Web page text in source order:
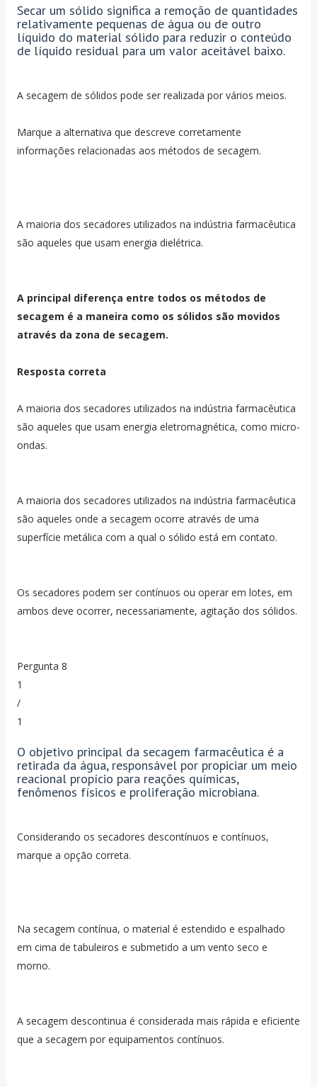
Secar um sólido significa a remoção de quantidades
relativamente pequenas de água ou de outro
líquido do material sólido para reduzir o conteúdo
de líquido residual para um valor aceitável baixo.
A secagem de sólidos pode ser realizada por vários meios.
Marque a alternativa que descreve corretamente
informações relacionadas aos métodos de secagem.
A maioria dos secadores utilizados na indústria farmacêutica
são aqueles que usam energia dielétrica.
A principal diferença entre todos os métodos de
secagem é a maneira como os sólidos são movidos
através da zona de secagem.
Resposta correta
A maioria dos secadores utilizados na indústria farmacêutica
são aqueles que usam energia eletromagnética, como micro-
ondas.
A maioria dos secadores utilizados na indústria farmacêutica
são aqueles onde a secagem ocorre através de uma
superfície metálica com a qual o sólido está em contato.
Os secadores podem ser contínuos ou operar em lotes, em
ambos deve ocorrer, necessariamente, agitação dos sólidos.
Pergunta 8
1
/
1
O objetivo principal da secagem farmacêutica é a
retirada da água, responsável por propiciar um meio
reacional propício para reações químicas,
fenômenos físicos e proliferação microbiana.
Considerando os secadores descontínuos e contínuos,
marque a opção correta.
Na secagem contínua, o material é estendido e espalhado
em cima de tabuleiros e submetido a um vento seco e
morno.
A secagem descontinua é considerada mais rápida e eficiente
que a secagem por equipamentos contínuos.